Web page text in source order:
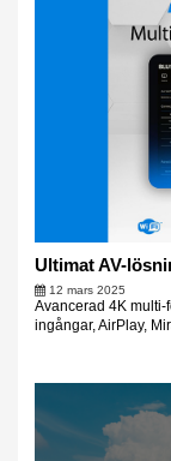
Ultimat AV-
12 mars 2025
Avancerad 4K multi-
ingångar, AirPlay,